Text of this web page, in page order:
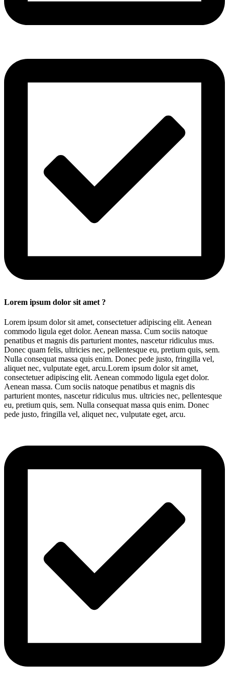
Lorem ipsum dolor sit amet ?
Lorem ipsum dolor sit amet, consectetuer adipiscing elit. Aenean
commodo ligula eget dolor. Aenean massa. Cum sociis natoque
penatibus et magnis dis parturient montes, nascetur ridiculus mus.
Donec quam felis, ultricies nec, pellentesque eu, pretium quis, sem.
Nulla consequat massa quis enim. Donec pede justo, fringilla vel,
aliquet nec, vulputate eget, arcu.Lorem ipsum dolor sit amet,
consectetuer adipiscing elit. Aenean commodo ligula eget dolor.
Aenean massa. Cum sociis natoque penatibus et magnis dis
parturient montes, nascetur ridiculus mus. ultricies nec, pellentesque
eu, pretium quis, sem. Nulla consequat massa quis enim. Donec
pede justo, fringilla vel, aliquet nec, vulputate eget, arcu.